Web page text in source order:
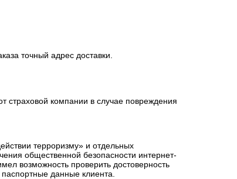
точный адрес доставки.
страховой компании в случае повреждения
терроризму» и отдельных
общественной безопасности интернет-
возможность проверить достоверность
данные клиента.